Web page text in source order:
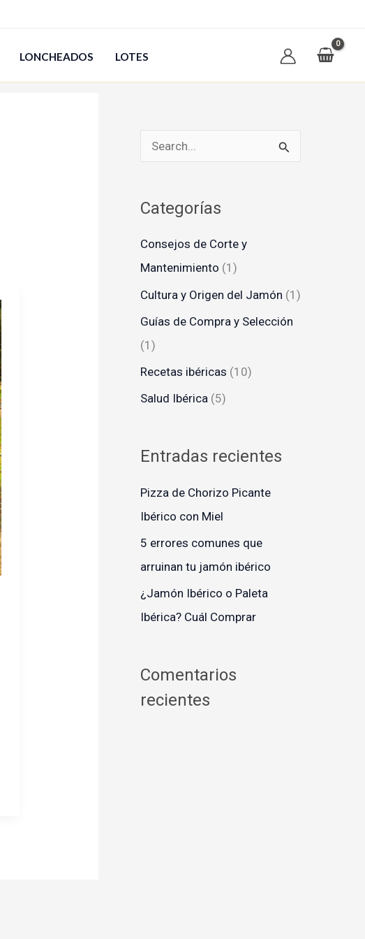
LONCHEADOS LOTES
u
c
a
r
:
Categorías
Consejos de Corte y
Mantenimiento (1)
Cultura y Origen del Jamón (1)
Guías de Compra y Selección
(1)
Recetas ibéricas (10)
Salud Ibérica (5)
Entradas recientes
Pizza de Chorizo Picante
Ibérico con Miel
5 errores comunes que
arruinan tu jamón ibérico
¿Jamón Ibérico o Paleta
Ibérica? Cuál Comprar
Comentarios
recientes